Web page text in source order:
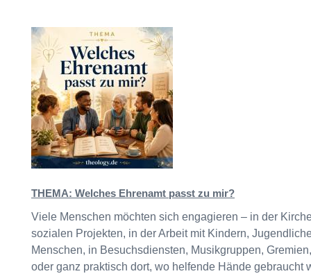
THEMA: Welches Ehrenamt passt zu mir?
Viele Menschen möchten sich engagieren – in der
sozialen Projekten, in der Arbeit mit Kindern,
Menschen, in Besuchsdiensten, Musikgruppen,
oder ganz praktisch dort, wo helfende Hände gebraucht